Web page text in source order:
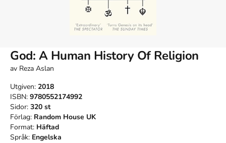
God: A Human History Of Religion
av Reza Aslan
Utgiven: 2018
ISBN: 9780552174992
Sidor: 320 st
Förlag: Random House UK
Format: Häftad
Språk: Engelska